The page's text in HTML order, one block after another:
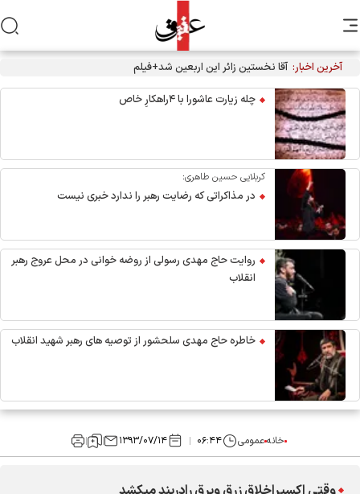
آخرین اخبار: آقا نخستین زائر این اربعین شد+فیلم
چله زیارت عاشورا با ۴راهکارِ خاص
کربلایی حسین طاهری:
در مذاکراتی که رضایت رهبر را ندارد خبری نیست
روایت حاج مهدی رسولی از روضه خوانی در محل عروج رهبر
انقلاب
خاطره حاج مهدی سلحشور از توصیه های رهبر شهید انقلاب
خانهعمومی ۰۶:۴۴ ۱۳۹۳/۰۷/۱۴